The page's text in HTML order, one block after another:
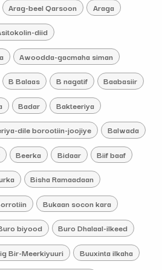
Arag-beel Qarsoon Araga
diid
Awoodda-gacmaha siman
B Balaas B nagatif Baabasiir
Badar Bakteeriya
dile borootiin-joojiye Balwada
Beerka Bidaar Biif baaf
Bisha Ramaadaan
Bukaan socon kara
biyood Buro Dhalaal-ilkeed
Bir-Meerkiyuuri Buuxinta ilkaha